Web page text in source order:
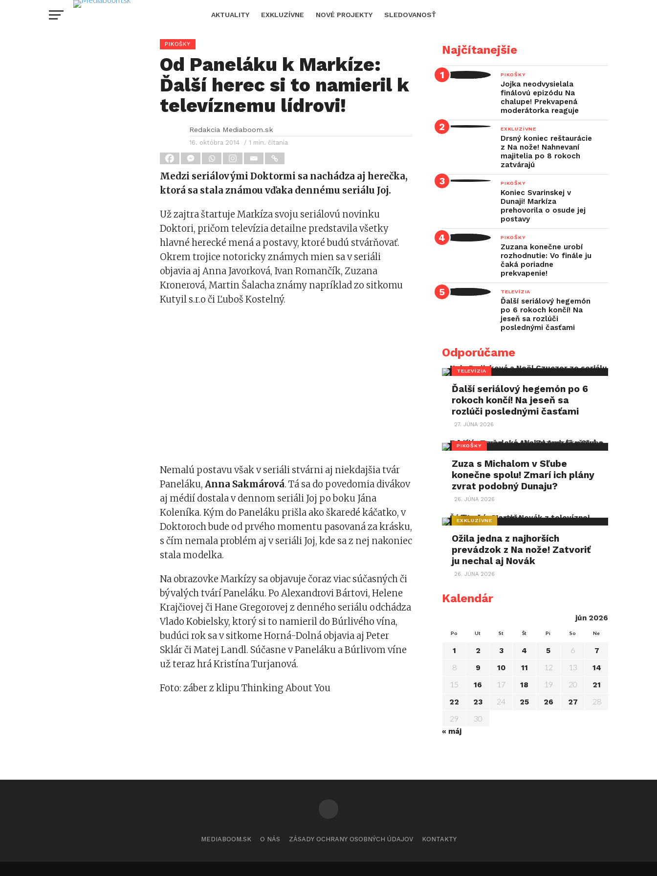
AKTUALITY EXKLUZÍVNE NOVÉ PROJEKTY SLEDOVANOSŤ
PIKOŠKY
Od Paneláku k Markíze:
Ďalší herec si to namieril k
televíznemu lídrovi!
Redakcia Mediaboom.sk
16. októbra 2014 / 1 min. čítania
Medzi seriálovými Doktormi sa nachádza aj herečka,
ktorá sa stala známou vďaka dennému seriálu Joj.
Už zajtra štartuje Markíza svoju seriálovú novinku
Doktori, pričom televízia detailne predstavila všetky
hlavné herecké mená a postavy, ktoré budú stvárňovať.
Okrem trojice notoricky známych mien sa v seriáli
objavia aj Anna Javorková, Ivan Romančík, Zuzana
Kronerová, Martin Šalacha známy napríklad zo sitkomu
Kutyil s.r.o či Ľuboš Kostelný.
Nemalú postavu však v seriáli stvárni aj niekdajšia tvár
Paneláku,Anna Sakmárová. Tá sa do povedomia divákov
aj médií dostala v dennom seriáli Joj po boku Jána
Koleníka. Kým do Paneláku prišla ako škaredé káčatko, v
Doktoroch bude od prvého momentu pasovaná za krásku,
s čím nemala problém aj v seriáli Joj, kde sa z nej nakoniec
stala modelka.
Na obrazovke Markízy sa objavuje čoraz viac súčasných či
bývalých tvárí Paneláku. Po Alexandrovi Bártovi, Helene
Krajčiovej či Hane Gregorovej z denného seriálu odchádza
Vlado Kobielsky, ktorý si to namieril do Búrlivého vína,
budúci rok sa v sitkome Horná-Dolná objavia aj Peter
Sklár či Matej Landl. Súčasne v Paneláku a Búrlivom víne
už teraz hrá Kristína Turjanová.
Foto: záber z klipu Thinking About You
Najčítanejšie
PIKOŠKY
Jojka neodvysielala
finálovú epizódu Na
chalupe! Prekvapená
moderátorka reaguje
EXKLUZÍVNE
Drsný koniec reštaurácie
z Na nože! Nahnevaní
majitelia po 8 rokoch
zatvárajú
PIKOŠKY
Koniec Svarinskej v
Dunaji! Markíza
prehovorila o osude jej
postavy
PIKOŠKY
Zuzana konečne urobí
rozhodnutie: Vo finále ju
čaká poriadne
prekvapenie!
TELEVÍZIA
Ďalší seriálový hegemón
po 6 rokoch končí! Na
jeseň sa rozlúči
poslednými časťami
Odporúčame
TELEVÍZIA
Ďalší seriálový hegemón po 6
rokoch končí! Na jeseň sa
rozlúči poslednými časťami
27. JÚNA 2026
PIKOŠKY
Zuza s Michalom v Sľube
konečne spolu! Zmarí ich plány
zvrat podobný Dunaju?
26. JÚNA 2026
EXKLUZÍVNE
Ožila jedna z najhorších
prevádzok z Na nože! Zatvoriť
ju nechal aj Novák
26. JÚNA 2026
Kalendár
jún 2026
Po Ut St Št Pi So Ne
1 2 3 4 5 6 7
8 9 10 11 12 13 14
15 16 17 18 19 20
21
22
23 24 25 26 27
28
29
30
« máj
MEDIABOOM.SK O NÁS ZÁSADY OCHRANY OSOBNÝCH ÚDAJOV KONTAKTY